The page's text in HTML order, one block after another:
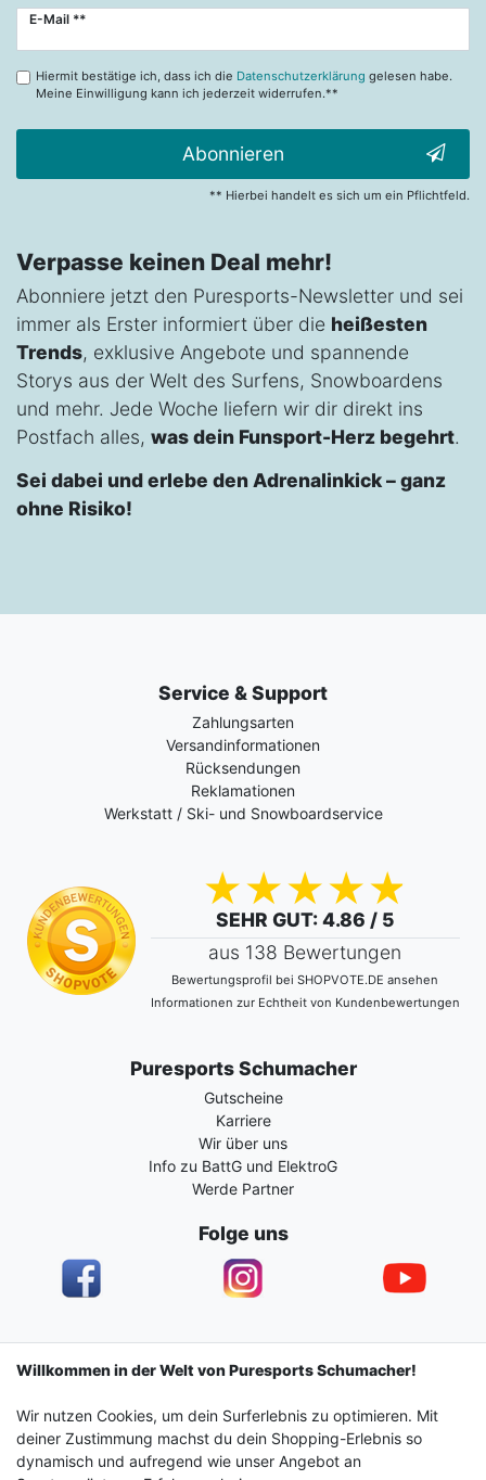
E-Mail **
Newsletter
Hiermit bestätige ich, dass ich die Datenschutzerklärung gelesen habe.
Meine Einwilligung kann ich jederzeit widerrufen.**
Abonnieren
** Hierbei handelt es sich um ein Pflichtfeld.
Verpasse keinen Deal mehr!
Abonniere jetzt den Puresports-Newsletter und sei
immer als Erster informiert über die heißesten
Trends, exklusive Angebote und spannende
Storys aus der Welt des Surfens, Snowboardens
und mehr. Jede Woche liefern wir dir direkt ins
Postfach alles, was dein Funsport-Herz begehrt.
Sei dabei und erlebe den Adrenalinkick – ganz
ohne Risiko!
Service & Support
Zahlungsarten
Versandinformationen
Rücksendungen
Reklamationen
Werkstatt / Ski- und Snowboardservice
SEHR GUT: 4.86 / 5
aus 138 Bewertungen
Bewertungsprofil bei SHOPVOTE.DE ansehen
Informationen zur Echtheit von Kundenbewertungen
Puresports Schumacher
Gutscheine
Karriere
Wir über uns
Info zu BattG und ElektroG
Werde Partner
Folge uns
Impressum Daten­schutz­erklärung AGB
Barrierefreiheitserklärung Widerrufs­recht
Willkommen in der Welt von Puresports Schumacher!
Wir nutzen Cookies, um dein Surferlebnis zu optimieren. Mit
deiner Zustimmung machst du dein Shopping-Erlebnis so
dynamisch und aufregend wie unser Angebot an